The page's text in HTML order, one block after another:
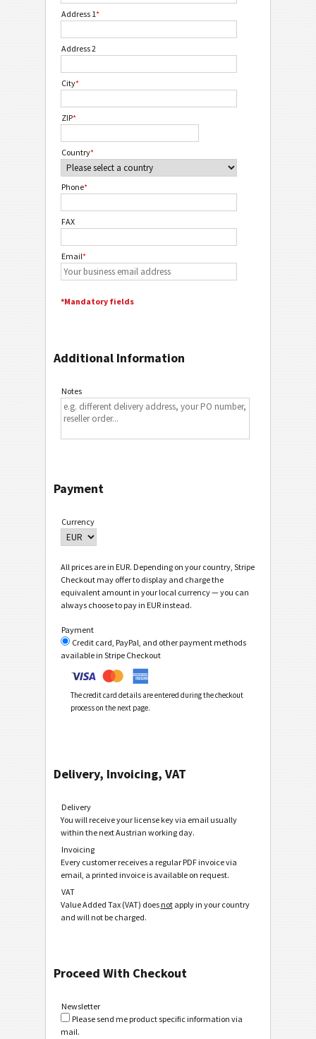
Address 1*
Address 2
City*
ZIP*
Country*
Phone*
FAX
Email*
*Mandatory fields
Additional Information
Notes
Payment
Currency
All prices are in EUR. Depending on your country, Stripe
Checkout may offer to display and charge the
equivalent amount in your local currency — you can
always choose to pay in EUR instead.
Payment
Credit card, PayPal, and other payment methods
available in Stripe Checkout
The credit card details are entered during the checkout
process on the next page.
Delivery, Invoicing, VAT
Delivery
You will receive your license key via email usually
within the next Austrian working day.
Invoicing
Every customer receives a regular PDF invoice via
email, a printed invoice is available on request.
VAT
Value Added Tax (VAT) does notapply in your country
and will not be charged.
Proceed With Checkout
Newsletter
Please send me product specific information via
mail.